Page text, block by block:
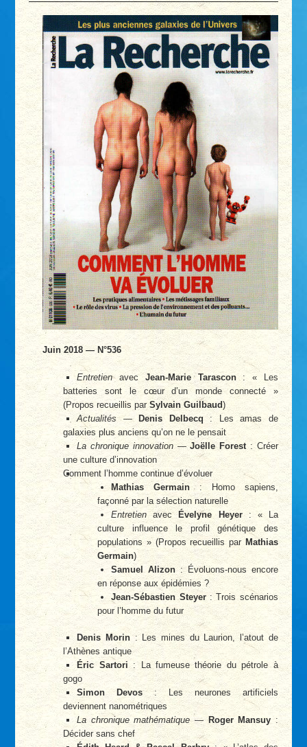
Juin 2018 — N°536
Entretienavec Jean-Marie Tarascon: « Les
batteries sont le cœur d’un monde connecté »
(Propos recueillis parSylvain Guilbaud)
Actualités— Denis Delbecq: Les amas de
galaxies plus anciens qu’on ne le pensait
La chronique innovation—Joëlle Forest : Créer
une culture d’innovation
Comment l’homme continue d’évoluer
Mathias Germain: Homo sapiens,
façonné par la sélection naturelle
Entretien avec Évelyne Heyer: « La
culture influence le profil génétique des
populations » (Propos recueillis par Mathias
Germain)
Samuel Alizon: Évoluons-nous encore
en réponse aux épidémies ?
Jean-Sébastien Steyer: Trois scénarios
pour l’homme du futur
Denis Morin : Les mines du Laurion, l’atout de
l’Athènes antique
Éric Sartori: La fumeuse théorie du pétrole à
gogo
Simon Devos: Les neurones artificiels
deviennent nanométriques
La chronique mathématique—Roger Mansuy :
Décider sans chef